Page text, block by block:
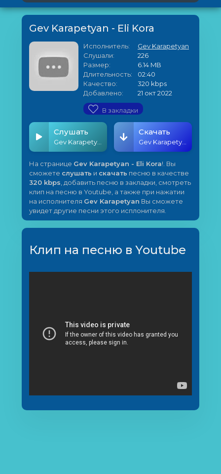
Gev Karapetyan - Eli Kora
Исполнитель:
Gev Karapetyan
Слушали:
226
Размер:
6.14 MB
Длительность:
02:40
Качество:
320 kbps
Добавлено:
21 окт 2022
В закладки
Слушать Скачать
Gev Karapetyan - Eli Kora
На странице Gev Karapetyan - Eli Kora!. Вы
сможете слушать и скачать песню в качестве
320 kbps , добавить песню в закладки, смотреть
клип на песню в Youtube, а также при нажатии
на исполнителя Gev Karapetyan Вы сможете
увидет другие песни этого исплонителя.
Клип на песню в Youtube